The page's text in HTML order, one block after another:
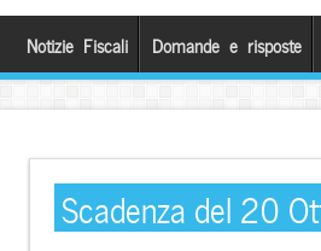
Notizie Fiscali Domande e risposte
Scadenza del 20